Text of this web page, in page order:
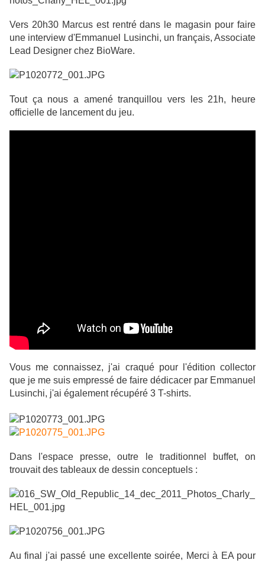
Vers 20h30 Marcus est rentré dans le magasin pour faire
une interview d'Emmanuel Lusinchi, un français, Associate
Lead Designer chez BioWare.
Tout ça nous a amené tranquillou vers les 21h, heure
officielle de lancement du jeu.
Vous me connaissez, j'ai craqué pour l'édition collector
que je me suis empressé de faire dédicacer par Emmanuel
Lusinchi, j'ai également récupéré 3 T-shirts.
Dans l'espace presse, outre le traditionnel buffet, on
trouvait des tableaux de dessin conceptuels :
Au final j'ai passé une excellente soirée, Merci à EA pour